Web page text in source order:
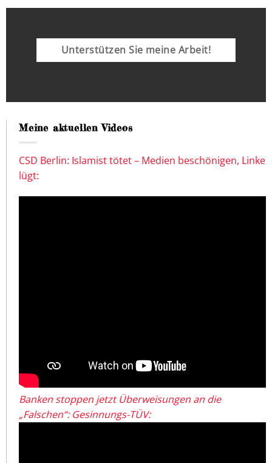
Unterstützen Sie meine Arbeit!
Meine aktuellen Videos
CSD Berlin: Islamist tötet – Medien beschönigen, Linke
lügt:
Banken stoppen jetzt Überweisungen an die
„Falschen“: Gesinnungs-TÜV: